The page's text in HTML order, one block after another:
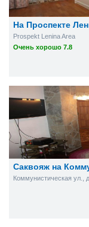
На Проспекте
Prospekt Lenina Area
Очень хорошо 7.8
Саквояж на
Коммунистическая ул.,